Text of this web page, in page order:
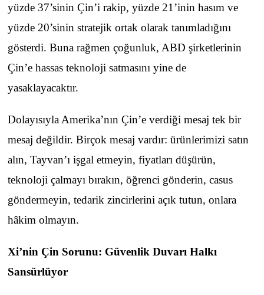
yüzde 37’sinin Çin’i rakip, yüzde 21’inin hasım ve
yüzde 20’sinin stratejik ortak olarak tanımladığını
gösterdi. Buna rağmen çoğunluk, ABD şirketlerinin
Çin’e hassas teknoloji satmasını yine de
yasaklayacaktır.
Dolayısıyla Amerika’nın Çin’e verdiği mesaj tek bir
mesaj değildir. Birçok mesaj vardır: ürünlerimizi satın
alın, Tayvan’ı işgal etmeyin, fiyatları düşürün,
teknoloji çalmayı bırakın, öğrenci gönderin, casus
göndermeyin, tedarik zincirlerini açık tutun, onlara
hâkim olmayın.
Xi’nin Çin Sorunu: Güvenlik Duvarı Halkı
Sansürlüyor